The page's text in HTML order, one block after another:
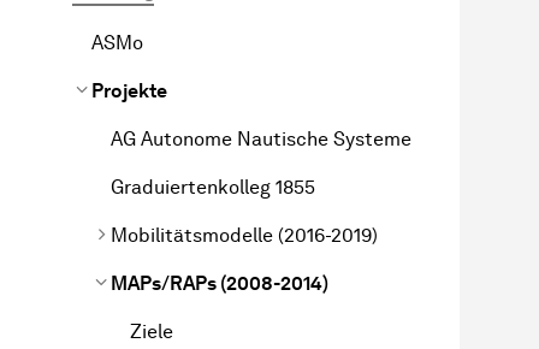
ASMo
Projekte
AG Autonome Nautische Systeme
Graduiertenkolleg 1855
Mobilitätsmodelle (2016-2019)
MAPs/RAPs (2008-2014)
Ziele